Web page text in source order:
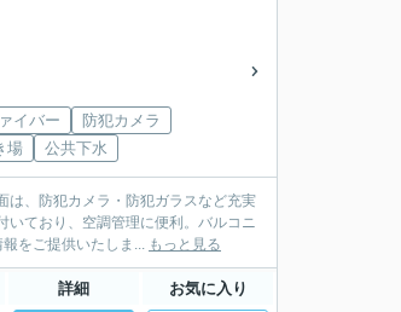
イバー
防犯カメラ
場
公共下水
は、防犯カメラ・防犯ガラスなど充実
いており、空調管理に便利。バルコニ
をご提供いたしま... もっと見る
詳細 お気に入り